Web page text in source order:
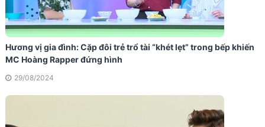
Hương vị gia đình: Cặp đôi trẻ trổ tài “khét lẹt” trong bếp khiến
MC Hoàng Rapper đứng hình
29/08/2024